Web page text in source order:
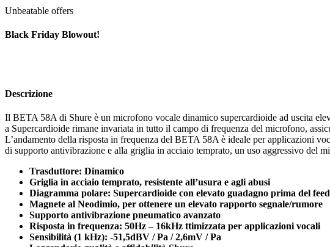
Unbeatable offers
Black Friday Blowout!
Descrizione
Il BETA 58A di Shure è un microfono vocale dinamico supercardioide ad uscita
a Supercardioide rimane invariata in tutto il campo di frequenza del microfono,
L’andamento della risposta in frequenza del BETA 58A è ideale per applicazioni
di supporto antivibrazione e alla griglia in acciaio temprato, un uso aggressivo del
Trasduttore: Dinamico
Griglia in acciaio temprato, resistente all’usura e agli abusi
Diagramma polare: Supercardioide con elevato guadagno prima del
Magnete al Neodimio, per ottenere un elevato rapporto segnale/rumore
Supporto antivibrazione pneumatico avanzato
Risposta in frequenza: 50Hz – 16kHz ttimizzata per applicazioni vocali
Sensibilità (1 kHz): -51,5dBV / Pa / 2,6mV / Pa